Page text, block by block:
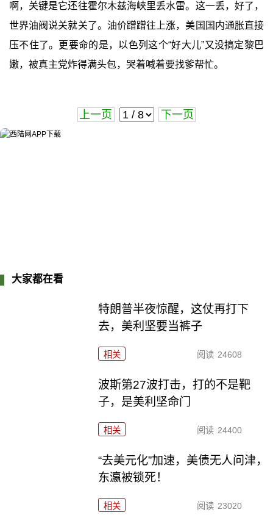
啊，关键是它还往霍尔木兹海峡里丢水雷。这一丢，好了，
世界油阀说关就关了。油价蹭蹭往上涨，美国国内通胀直接
压不住了。更要命的是，以色列这个“好大儿”又没搞定黎巴
嫩，被真主党炸得满头包，哭着喊着要找爹帮忙。
上一页 下一页
大家都在看
特朗普半夜惊醒，这仗再打下
去，美利坚要当裤子
相关 阅读 24608
波斯第27波打击，打的不是靶
子，是美利坚命门
相关 阅读 24400
“去美元化”加速，美债无人问津，
东瀛被锁死！
相关 阅读 23020